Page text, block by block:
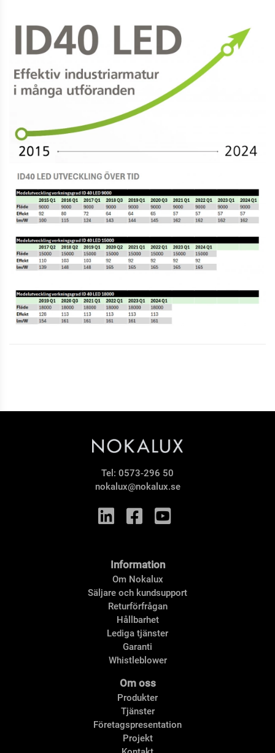
Tel: 0573-296 50
nokalux@nokalux.se
Information
Om Nokalux
Säljare och kundsupport
Returförfrågan
Hållbarhet
Lediga tjänster
Garanti
Whistleblower
Om oss
Produkter
Tjänster
Företagspresentation
Projekt